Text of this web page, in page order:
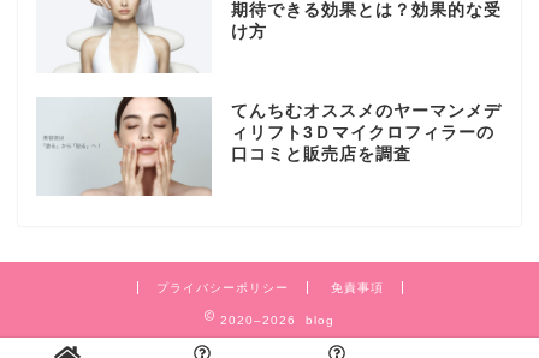
期待できる効果とは？効果的な受
け方
てんちむオススメのヤーマンメデ
ィリフト3Ｄマイクロフィラーの
口コミと販売店を調査
プライバシーポリシー 免責事項
2020–2026 blog